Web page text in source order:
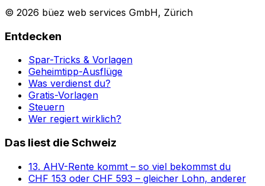
© 2026 büez web services GmbH, Zürich
Entdecken
Spar-Tricks & Vorlagen
Geheimtipp-Ausflüge
Was verdienst du?
Gratis-Vorlagen
Steuern
Wer regiert wirklich?
Das liest die Schweiz
13. AHV-Rente kommt – so viel bekommst du
CHF 153 oder CHF 593 – gleicher Lohn, anderer